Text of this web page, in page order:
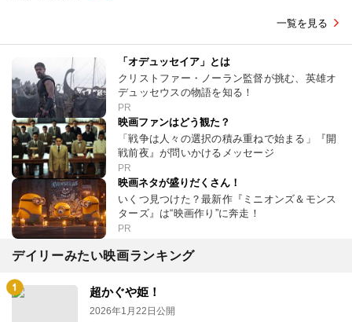
一覧を見る
「オデュッセイア」とは
クリストファー・ノーラン監督が挑む、英雄オ
デュッセウスの物語を知る！
PR
映画ファンはどう観た？
「戦争は人々の選択の積み重ねで始まる」『開
戦前夜』が問いかけるメッセージ
PR
映画ネタが盛りだくさん！
いくつ見つけた？最新作『ミニオンズ＆モンス
ターズ』は“映画作り”に奔走！
PR
デイリーみたい映画ランキング
超かぐや姫！
2026年1月22日公開